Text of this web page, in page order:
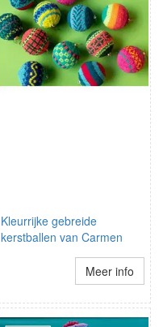
Kleurrijke gebreide
kerstballen van Carmen
Meer info